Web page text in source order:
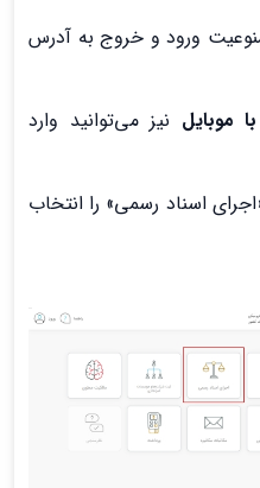
ورود و خروج به آدرس
موبایل نیز می‌توانید وارد
اسناد رسمی» را انتخاب